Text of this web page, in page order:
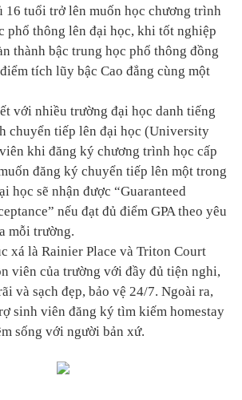
16 tuổi trở lên muốn học chương trình
phổ thông lên đại học, khi tốt nghiệp
thành bậc trung học phổ thông đồng
tích lũy bậc Cao đẳng cùng một
với nhiều trường đại học danh tiếng
chuyển tiếp lên đại học (University
khi đăng ký chương trình học cấp
đăng ký chuyển tiếp lên một trong
học sẽ nhận được “Guaranteed
nếu đạt đủ điểm GPA theo yêu
mỗi trường.
xá là Rainier Place và Triton Court
viên của trường với đầy đủ tiện nghi,
và sạch đẹp, bảo vệ 24/7. Ngoài ra,
sinh viên đăng ký tìm kiếm homestay
sống với người bản xứ.